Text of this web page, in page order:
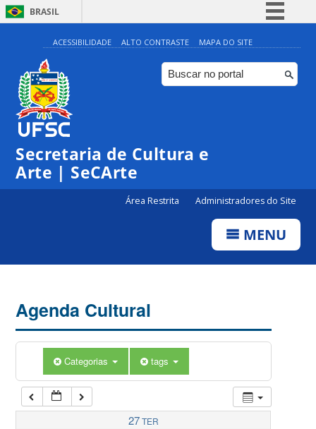
BRASIL
Simplifique!
Comunica BR
Participe
ACESSIBILIDADE ALTO CONTRASTE MAPA DO SITE
Secretaria de Cultura e
Arte | SeCArte
Área Restrita Administradores do Site
MENU
Agenda Cultural
Categorias tags
27TER
0:00
1:00
5:00
7:00